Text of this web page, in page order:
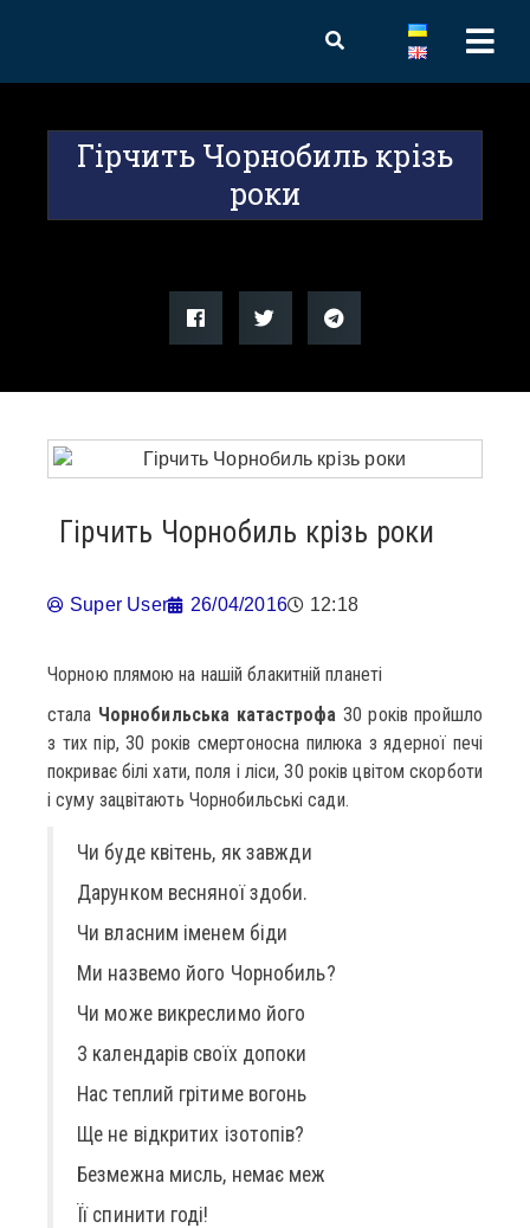
Гірчить Чорнобиль крізь
роки
Гірчить Чорнобиль крізь роки
Super User 26/04/2016 12:18
Чорною плямою на нашій блакитній планеті
стала Чорнобильська катастрофа 30 років пройшло
з тих пір, 30 років смертоносна пилюка з ядерної печі
покриває білі хати, поля і ліси, 30 років цвітом скорботи
і суму зацвітають Чорнобильські сади.
Чи буде квітень, як завжди
Дарунком весняної здоби.
Чи власним іменем біди
Ми назвемо його Чорнобиль?
Чи може викреслимо його
З календарів своїх допоки
Нас теплий грітиме вогонь
Ще не відкритих ізотопів?
Безмежна мисль, немає меж
Її спинити годі!